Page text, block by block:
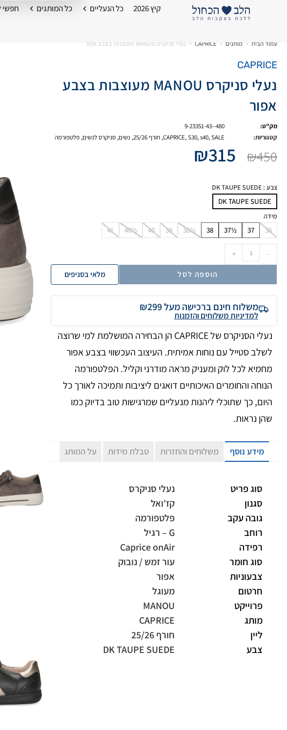
קיץ 2026 כל הנעליים כל המותגים חפשי
עמוד הבית > מותגים >
CAPRICE
> נעלי סניקרס MANOU מעוצבות בצבע אפור
CAPRICE
נעלי סניקרס MANOU מעוצבות בצבע
אפור
מק"ט:
9-23351-43--480
קטגוריות:
CAPRICE,S30,s40,SALE
, חורף 25/26 , נשים, סניקרס לנשים, פלטפורמה
₪450
₪315
צבע : DK TAUPE SUEDE
DK TAUPE SUEDE
מידה
36
37
37½
38
38½
39
40
40½
41
-
+
הוספה לסל מלאי בסניפים
משלוח חינם ברכישה מעל ₪299
למדיניות משלוחים והזמנות
נעלי הסניקרס של CAPRICE הן הבחירה המושלמת למי שרוצה
לשלב סטייל עם נוחות אמיתית. העיצוב העכשווי בצבע אפור
מחמיא לכל לוק ומעניק מראה מודרני וקליל. הפלטפורמה
הנוחה והחומרים האיכותיים דואגים ליציבות ותמיכה לאורך כל
היום, כך שתוכלי ליהנות מנעליים שמרגישות טוב בדיוק כמו
שהן נראות.
מידע נוסף משלוחים והחזרות טבלת מידות על המותג
סוג פריט
נעלי סניקרס
סגנון
קז'ואל
גובה עקב
פלטפורמה
רוחב
G – רגיל
רפידה
Caprice onAir
סוג חומר
עור זמש / נובוק
צבעוניות
אפור
חרטום
מעוגל
פרוייקט
MANOU
מותג
CAPRICE
ליין
חורף 25/26
צבע
DK TAUPE SUEDE